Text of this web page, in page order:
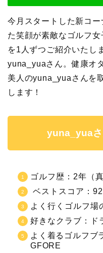
今月スタートした新コ
た笑顔が素敵なゴルフ女
を1人ずつご紹介いたし
yuna_yuaさん。健康オ
美人のyuna_yuaさんを
します！
yuna_yuaさ
ゴルフ歴：2年（
ベストスコア：92
よく行くゴルフ場
好きなクラブ：ド
よく着るゴルフブ
GFORE